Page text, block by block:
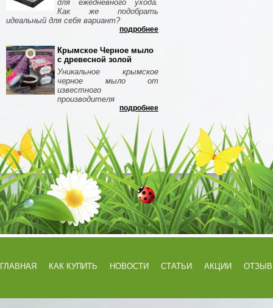
для ежедневного ухода.
Как же подобрать
идеальный для себя вариант?
подробнее
Крымское Черное мыло
с древесной золой
Уникальное крымское
черное мыло от
известного
производителя
подробнее
ГЛАВНАЯ КАК КУПИТЬ НОВОСТИ СТАТЬИ АКЦИИ